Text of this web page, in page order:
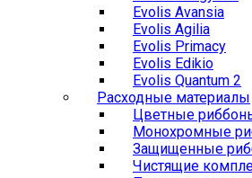
Evolis Avansia
Evolis Agilia
Evolis Primacy
Evolis Edikio
Evolis Quantum 2
Расходные материалы
Цветные
Монохромные
Защищенные
Чистящие